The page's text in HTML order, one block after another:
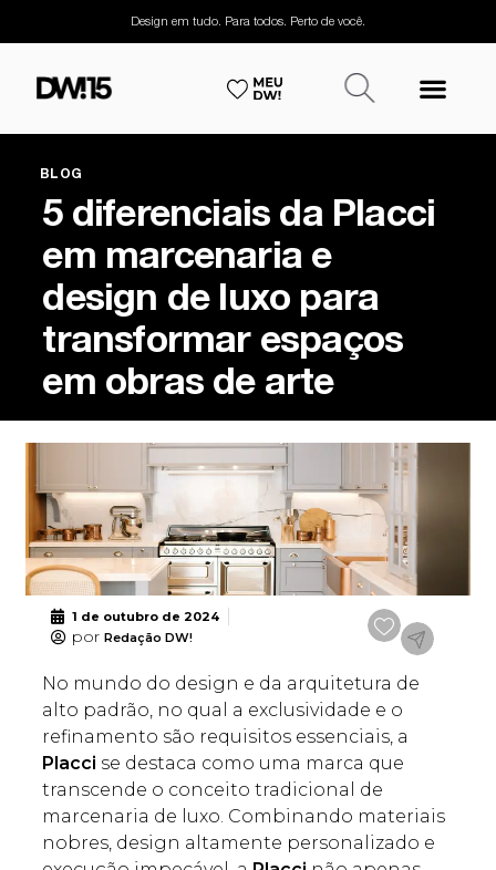
Design em tudo. Para todos. Perto de você.
BLOG
5 diferenciais da Placci
em marcenaria e
design de luxo para
transformar espaços
em obras de arte
1 de outubro de 2024
por Redação DW!
No mundo do design e da arquitetura de
alto padrão, no qual a exclusividade e o
refinamento são requisitos essenciais, a
Placci se destaca como uma marca que
transcende o conceito tradicional de
marcenaria de luxo. Combinando materiais
nobres, design altamente personalizado e